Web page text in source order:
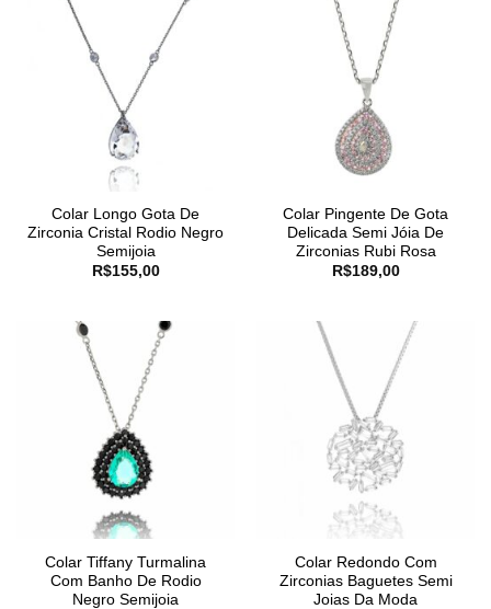
Colar Longo Gota De
Zirconia Cristal Rodio Negro
Semijoia
R$155,00
Colar Pingente De Gota
Delicada Semi Jóia De
Zirconias Rubi Rosa
R$189,00
Colar Tiffany Turmalina
Com Banho De Rodio
Negro Semijoia
Colar Redondo Com
Zirconias Baguetes Semi
Joias Da Moda